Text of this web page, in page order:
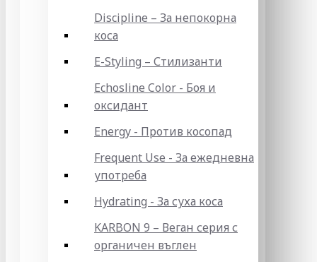
Discipline – За непокорна
коса
E-Styling – Стилизанти
Echosline Color - Боя и
оксидант
Energy - Против косопад
Frequent Use - За ежедневна
употреба
Hydrating - За суха коса
KARBON 9 – Веган серия с
органичен въглен